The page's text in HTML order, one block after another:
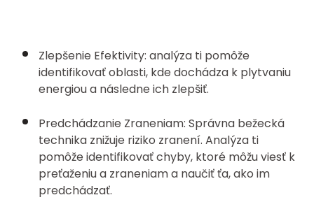
Zlepšenie Efektivity: analýza ti pomôže
identifikovať oblasti, kde dochádza k plytvaniu
energiou a následne ich zlepšiť.
Predchádzanie Zraneniam: Správna bežecká
technika znižuje riziko zranení. Analýza ti
pomôže identifikovať chyby, ktoré môžu viesť k
preťaženiu a zraneniam a naučiť ťa, ako im
predchádzať.